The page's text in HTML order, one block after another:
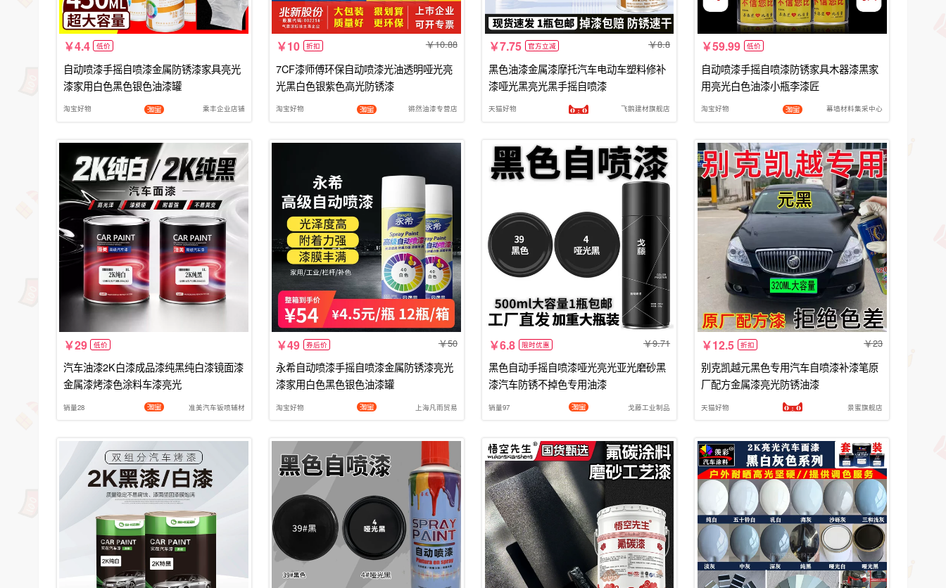
4.4 低价
自动喷漆手摇自喷漆金属防锈漆家具亮光
漆家用白色黑色银色油漆罐
淘宝好物 乘丰企业店铺
10 折扣 10.88
7CF漆师傅环保自动喷漆光油透明哑光亮
光黑白色银紫色高光防锈漆
淘宝好物 锵然油漆专营店
7.75 官方立减 8.8
黑色油漆金属漆摩托汽车电动车塑料修补
漆哑光黑亮光黑手摇自喷漆
天猫好物 飞鹅建材旗舰店
59.99 低价
自动喷漆手摇自喷漆防锈家具木器漆黑家
用亮光白色油漆小瓶李漆匠
淘宝好物 幕墙材料集采中心
29 低价
汽车油漆2K白漆成品漆纯黑纯白漆镜面漆
金属漆烤漆色涂料车漆亮光
销量28 准美汽车钣喷辅材
49 券后价 50
永希自动喷漆手摇自喷漆金属防锈漆亮光
漆家用白色黑色银色油漆罐
淘宝好物 上海凡雨贸易
6.8 限时优惠 9.71
黑色自动手摇自喷漆哑光亮光亚光磨砂黑
漆汽车防锈不掉色专用油漆
销量97 戈藤工业制品
12.5 折扣 23
别克凯越元黑色专用汽车自喷漆补漆笔原
厂配方金属漆亮光防锈油漆
天猫好物 景蜜旗舰店